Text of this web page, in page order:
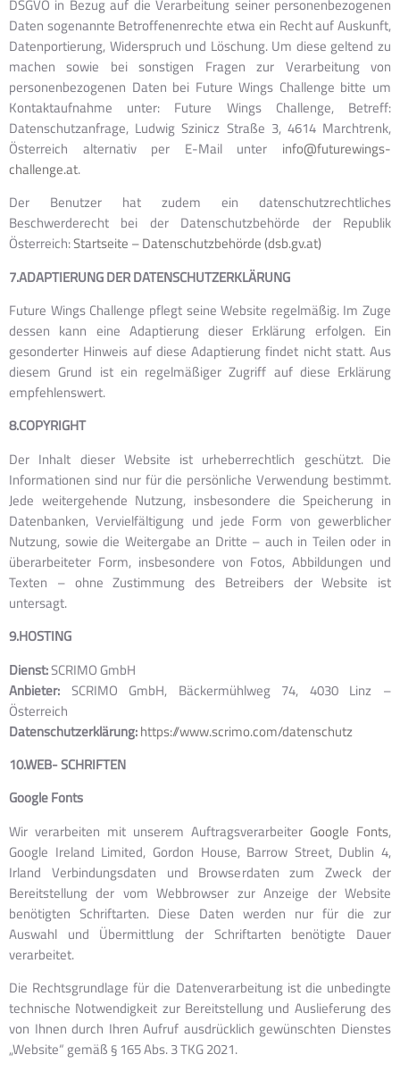
DSGVO in Bezug auf die Verarbeitung seiner personenbezogenen
Daten sogenannte Betroffenenrechte etwa ein Recht auf Auskunft,
Datenportierung, Widerspruch und Löschung. Um diese geltend zu
machen sowie bei sonstigen Fragen zur Verarbeitung von
personenbezogenen Daten bei Future Wings Challenge bitte um
Kontaktaufnahme unter: Future Wings Challenge, Betreff:
Datenschutzanfrage, Ludwig Szinicz Straße 3, 4614 Marchtrenk,
Österreich alternativ per E-Mail unter info@futurewings-
challenge.at.
Der Benutzer hat zudem ein datenschutzrechtliches
Beschwerderecht bei der Datenschutzbehörde der Republik
Österreich:Startseite – Datenschutzbehörde (dsb.gv.at)
7.ADAPTIERUNG DER DATENSCHUTZERKLÄRUNG
Future Wings Challenge pflegt seine Website regelmäßig. Im Zuge
dessen kann eine Adaptierung dieser Erklärung erfolgen. Ein
gesonderter Hinweis auf diese Adaptierung findet nicht statt. Aus
diesem Grund ist ein regelmäßiger Zugriff auf diese Erklärung
empfehlenswert.
8.COPYRIGHT
Der Inhalt dieser Website ist urheberrechtlich geschützt. Die
Informationen sind nur für die persönliche Verwendung bestimmt.
Jede weitergehende Nutzung, insbesondere die Speicherung in
Datenbanken, Vervielfältigung und jede Form von gewerblicher
Nutzung, sowie die Weitergabe an Dritte – auch in Teilen oder in
überarbeiteter Form, insbesondere von Fotos, Abbildungen und
Texten – ohne Zustimmung des Betreibers der Website ist
untersagt.
9.HOSTING
Dienst:SCRIMO GmbH
Anbieter: SCRIMO GmbH, Bäckermühlweg 74, 4030 Linz –
Österreich
Datenschutzerklärung:https://www.scrimo.com/datenschutz
10.WEB- SCHRIFTEN
Google Fonts
Wir verarbeiten mit unserem Auftragsverarbeiter Google Fonts,
Google Ireland Limited, Gordon House, Barrow Street, Dublin 4,
Irland Verbindungsdaten und Browserdaten zum Zweck der
Bereitstellung der vom Webbrowser zur Anzeige der Website
benötigten Schriftarten. Diese Daten werden nur für die zur
Auswahl und Übermittlung der Schriftarten benötigte Dauer
verarbeitet.
Die Rechtsgrundlage für die Datenverarbeitung ist die unbedingte
technische Notwendigkeit zur Bereitstellung und Auslieferung des
von Ihnen durch Ihren Aufruf ausdrücklich gewünschten Dienstes
„Website“ gemäß § 165 Abs. 3 TKG 2021.